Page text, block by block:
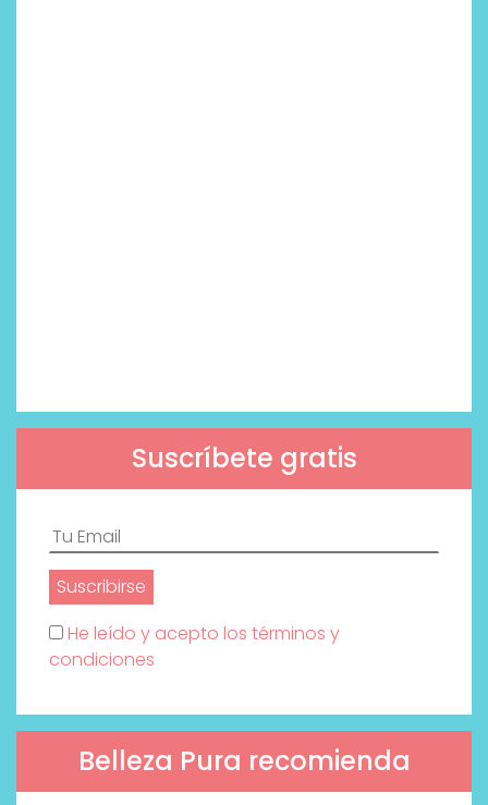
Suscríbete gratis
He leído y acepto los términos y
condiciones
Belleza Pura recomienda